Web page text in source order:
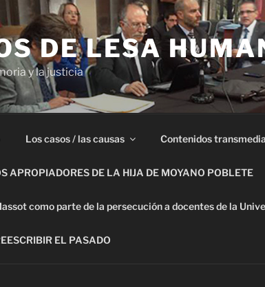
DE LESA
y la justicia
Los casos / las causas Contenidos
APROPIADORES DE LA HIJA DE MOYANO POBLETE
como parte de la persecución a docentes de la
EL PASADO